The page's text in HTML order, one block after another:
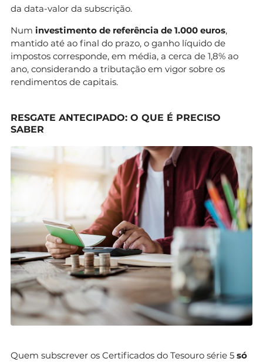
da data-valor da subscrição.
Num investimento de referência de 1.000 euros,
mantido até ao final do prazo, o ganho líquido de
impostos corresponde, em média, a cerca de 1,8% ao
ano, considerando a tributação em vigor sobre os
rendimentos de capitais.
RESGATE ANTECIPADO: O QUE É PRECISO
SABER
Quem subscrever os Certificados do Tesouro série 5 só